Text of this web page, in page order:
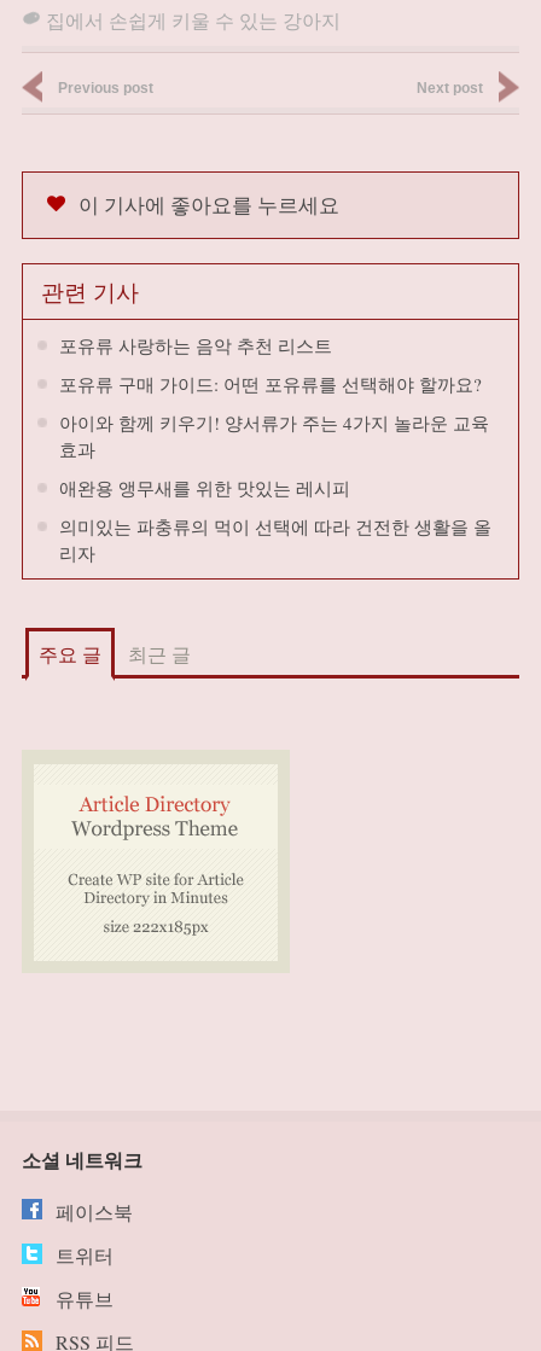
집에서 손쉽게 키울 수 있는 강아지
Previous post Next post
이 기사에 좋아요를 누르세요
관련 기사
포유류 사랑하는 음악 추천 리스트
포유류 구매 가이드: 어떤 포유류를 선택해야 할까요?
아이와 함께 키우기! 양서류가 주는 4가지 놀라운 교육
효과
애완용 앵무새를 위한 맛있는 레시피
의미있는 파충류의 먹이 선택에 따라 건전한 생활을 올
리자
주요 글 최근 글
소셜 네트워크
페이스북
트위터
유튜브
RSS 피드